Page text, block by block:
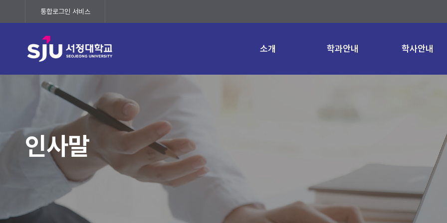
통합로그인 서비스
(새 창 열림)
소개 학과안내 학사안내
인사말